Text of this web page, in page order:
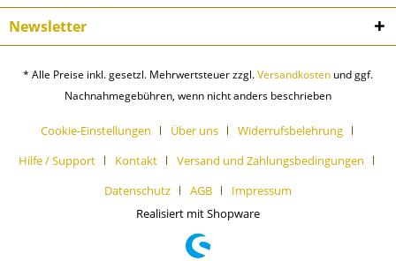
Newsletter
* Alle Preise inkl. gesetzl. Mehrwertsteuer zzgl.Versandkosten und ggf.
Nachnahmegebühren, wenn nicht anders beschrieben
Cookie-Einstellungen Über uns
Widerrufsbelehrung
Hilfe / Support
Kontakt
Versand und Zahlungsbedingungen
Datenschutz
AGB
Impressum
Realisiert mit Shopware